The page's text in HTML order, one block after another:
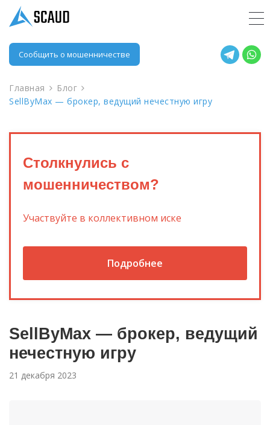
Сообщить о мошенничестве
Главная
Блог
SellByMax — брокер, ведущий нечестную игру
Столкнулись с
мошенничеством?
Участвуйте в коллективном иске
Подробнее
SellByMax — брокер, ведущий
нечестную игру
21 декабря 2023